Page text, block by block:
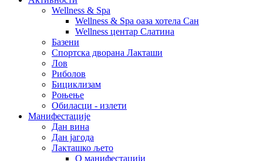
Wellness & Spa
Wellness & Spa оаза хотела Сан
Wellness центар Слатина
Базени
Спортска дворана Лакташи
Лов
Риболов
Бициклизам
Роњење
Обиласци - излети
Манифестације
Дан вина
Дан јагода
Лакташко љето
О манифестацији